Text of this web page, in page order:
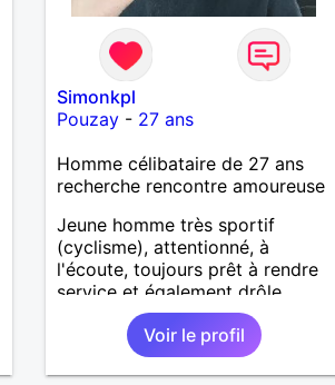
Simonkpl
Pouzay- 27 ans
Homme célibataire de 27 ans
recherche rencontre amoureuse
Jeune homme très sportif
(cyclisme), attentionné, à
l'écoute, toujours prêt à rendre
service et également drôle
(autoderision, tout type
d'humour...)Voir le profil